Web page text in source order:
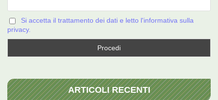
Si accetta il trattamento dei dati e letto l'informativa sulla
privacy.
ARTICOLI RECENTI